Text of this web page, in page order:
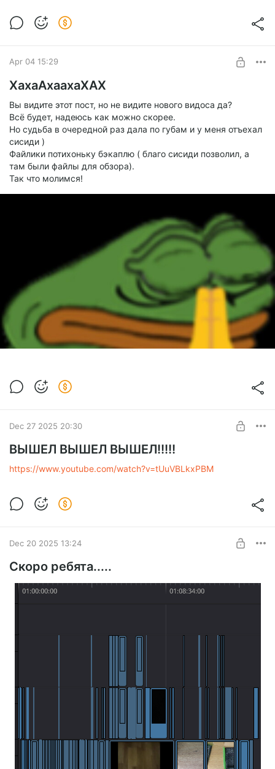
Apr 04 15:29
ХахаАхаахаХАХ
Вы видите этот пост, но не видите нового видоса да?
Всё будет, надеюсь как можно скорее.
Но судьба в очередной раз дала по губам и у меня отъехал
сисиди )
Файлики потихоньку бэкаплю ( благо сисиди позволил, а
там были файлы для обзора).
Так что молимся!
Dec 27 2025 20:30
ВЫШЕЛ ВЫШЕЛ ВЫШЕЛ!!!!!
https://www.youtube.com/watch?v=tUuVBLkxPBM
Dec 20 2025 13:24
Скоро ребята.....